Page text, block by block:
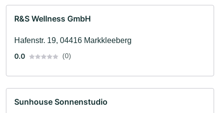
R&S Wellness GmbH
Hafenstr. 19, 04416 Markkleeberg
0.0
(0)
Sunhouse Sonnenstudio